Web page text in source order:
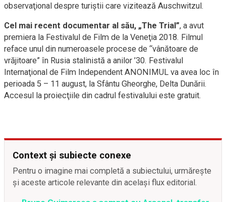
observaţional despre turiştii care vizitează Auschwitzul.
Cel mai recent documentar al său, „The Trial”, a avut
premiera la Festivalul de Film de la Veneţia 2018. Filmul
reface unul din numeroasele procese de “vânătoare de
vrăjitoare” în Rusia stalinistă a anilor ’30. Festivalul
Internaţional de Film Independent ANONIMUL va avea loc în
perioada 5 – 11 august, la Sfântu Gheorghe, Delta Dunării.
Accesul la proiecţiile din cadrul festivalului este gratuit.
Context și subiecte conexe
Pentru o imagine mai completă a subiectului, urmărește
și aceste articole relevante din același flux editorial.